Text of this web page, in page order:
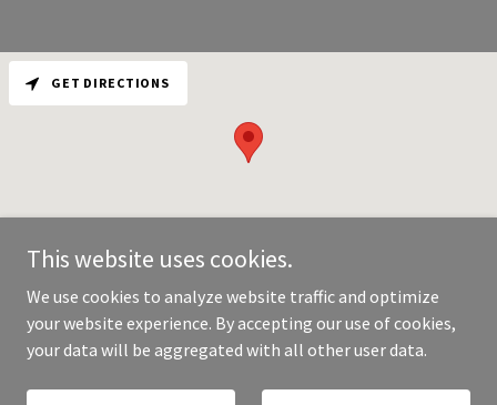
GET DIRECTIONS
Copyright © 2026 Unlimited Services - All Rights Reserved.
This website uses cookies.
We use cookies to analyze website traffic and optimize
your website experience. By accepting our use of cookies,
your data will be aggregated with all other user data.